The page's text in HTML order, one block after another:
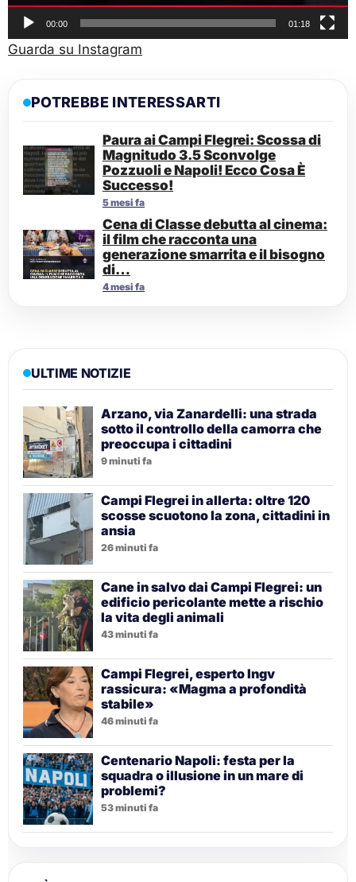
00:00 01:18
Guarda su Instagram
POTREBBE INTERESSARTI
Paura ai Campi Flegrei: Scossa di
Magnitudo 3.5 Sconvolge
Pozzuoli e Napoli! Ecco Cosa È
Successo!
5 mesi fa
Cena di Classe debutta al cinema:
il film che racconta una
generazione smarrita e il bisogno
di…
4 mesi fa
ULTIME NOTIZIE
Arzano, via Zanardelli: una strada
sotto il controllo della camorra che
preoccupa i cittadini
9 minuti fa
Campi Flegrei in allerta: oltre 120
scosse scuotono la zona, cittadini in
ansia
26 minuti fa
Cane in salvo dai Campi Flegrei: un
edificio pericolante mette a rischio
la vita degli animali
43 minuti fa
Campi Flegrei, esperto Ingv
rassicura: «Magma a profondità
stabile»
46 minuti fa
Centenario Napoli: festa per la
squadra o illusione in un mare di
problemi?
53 minuti fa